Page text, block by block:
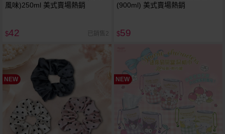
風味)250ml 美式賣場熱銷
$42 已銷售2
(900ml) 美式賣場熱銷
$59
NEW NEW